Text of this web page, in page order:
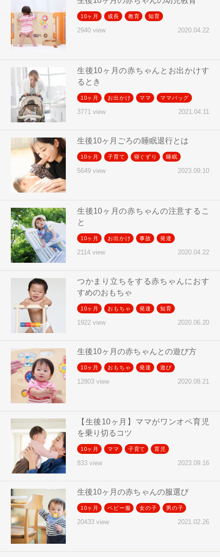
10ヶ月 成長 教育 知育
2940 view 2020.04.22
生後10ヶ月の赤ちゃんとお出かけす
るとき
10ヶ月 お出かけ ママ ママバッグ
3771 view 2021.04.11
生後10ヶ月ごろの睡眠退行とは
10ヶ月 子育て 寝ぐずり 睡眠
5649 view 2023.09.10
生後10ヶ月の赤ちゃんの注意するこ
と
10ヶ月 お出かけ 事故 発達
2114 view 2020.04.22
つかまり立ちをする赤ちゃんにおす
すめのおもちゃ
10ヶ月 おもちゃ 発達 知育
1922 view 2020.06.20
生後10ヶ月の赤ちゃんとの遊び方
10ヶ月 おもちゃ 発達 遊び
12803 view 2020.08.21
【生後10ヶ月】ママがワンオペ育児
を乗り切るコツ
10ヶ月 ママ 子育て 育児
833 view 2023.09.16
生後10ヶ月の赤ちゃんの服選び
10ヶ月 ベビー服 女の子 男の子
20433 view 2021.02.26